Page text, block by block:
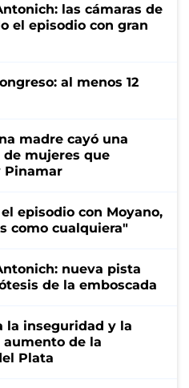
las cámaras de
el episodio con gran
al menos 12
madre cayó una
mujeres que
Pinamar
episodio con Moyano,
como cualquiera"
nueva pista
de la emboscada
la inseguridad y la
de la
Plata